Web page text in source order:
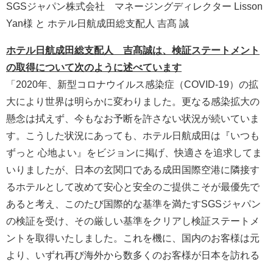
SGSジャパン株式会社 マネージングディレクター Lisson
Yan様 と ホテル日航成田総支配人 吉髙 誠
ホテル日航成田総支配人 吉髙誠は、 検証ステートメント
の取得について次のように述べています
「2020年、新型コロナウイルス感染症（COVID-19）の拡
大により世界は明らかに変わりました。更なる感染拡大の
懸念は拭えず、今もなお予断を許さない状況が続いていま
す。こうした状況にあっても、ホテル日航成田は『いつも
ずっと 心地よい』をビジョンに掲げ、快適さを追求してま
いりましたが、日本の玄関口である成田国際空港に隣接す
るホテルとして改めて安心と安全のご提供こそが最優先で
あると考え、このたび国際的な基準を満たすSGSジャパン
の検証を受け、その厳しい基準をクリアし検証ステートメ
ントを取得いたしました。これを機に、国内のお客様は元
より、いずれ再び海外から数多くのお客様が日本を訪れる